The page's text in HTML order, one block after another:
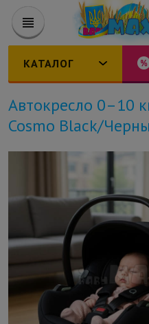
КАТАЛОГ
Автокресло 0–10
Cosmo Black/